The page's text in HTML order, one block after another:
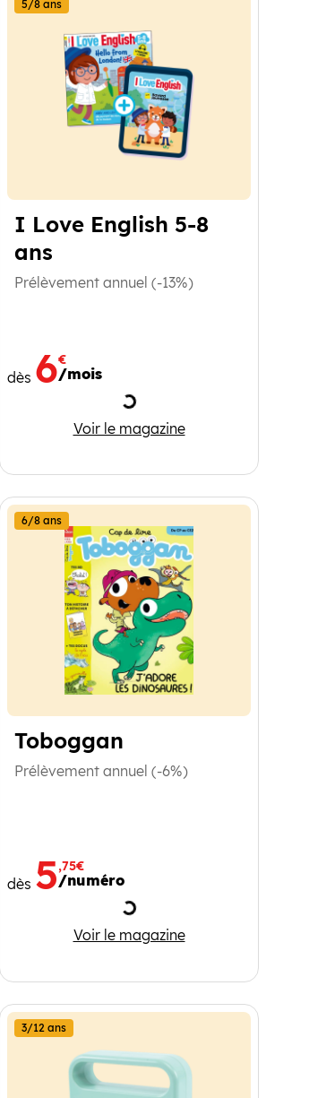
enfants
I Love English 5-8
ans
5/8 ans
Prélèvement annuel (-13%)
dès 6€
/mois
Chargement
Voir le magazineI Love English 5-8 ans
Toboggan
6/8 ans
Prélèvement annuel (-6%)
dès 5,75€
/numéro
Chargement
Voir le magazine
Toboggan
3/12 ans